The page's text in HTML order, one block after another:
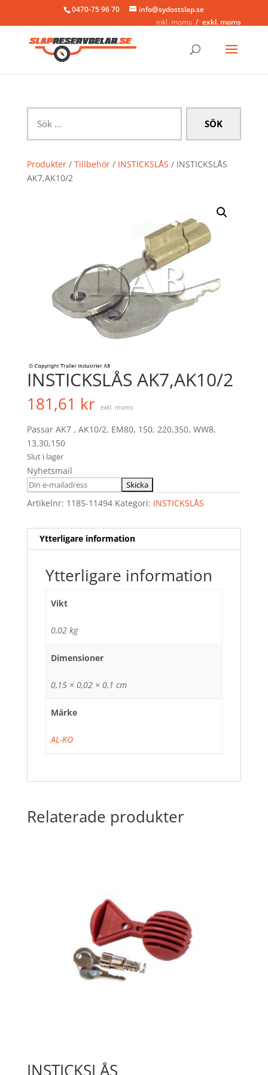
0470-75 96 70
info@sydostslap.se
inkl. moms
exkl. moms
efter:
Produkter/ Tillbehör/ INSTICKSLÅS / INSTICKSLÅS
AK7,AK10/2
INSTICKSLÅS AK7,AK10/2
181,61 kr exkl. moms
Passar AK7 , AK10/2, EM80, 150, 220,350, WW8,
13,30,150
Slut i lager
Nyhetsmail
Artikelnr: 1185-11494 Kategori: INSTICKSLÅS
Ytterligare information
Ytterligare information
Vikt
0,02 kg
Dimensioner
0,15 × 0,02 × 0,1 cm
Märke
AL-KO
Relaterade produkter
INSTICKSLÅS